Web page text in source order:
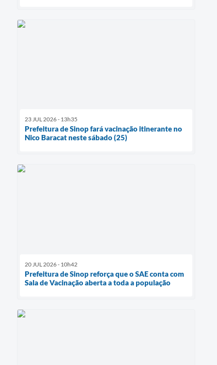
23 JUL 2026 - 13h35
Prefeitura de Sinop fará vacinação itinerante no
Nico Baracat neste sábado (25)
20 JUL 2026 - 10h42
Prefeitura de Sinop reforça que o SAE conta com
Sala de Vacinação aberta a toda a população